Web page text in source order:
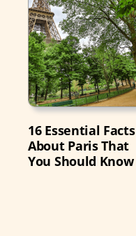
16 Essential Facts
About Paris That
You Should Know